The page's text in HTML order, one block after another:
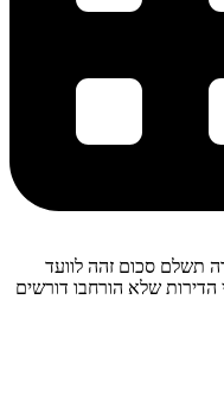
20 שנה שכל דירה תשלם סכום זהה לוועד
הדירות שלא הורחבו דורשים